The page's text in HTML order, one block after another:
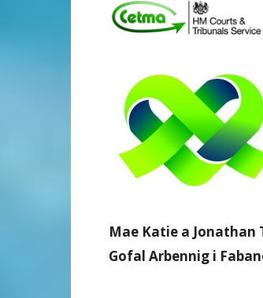
Mae Katie a Jonathan
Gofal Arbennig i